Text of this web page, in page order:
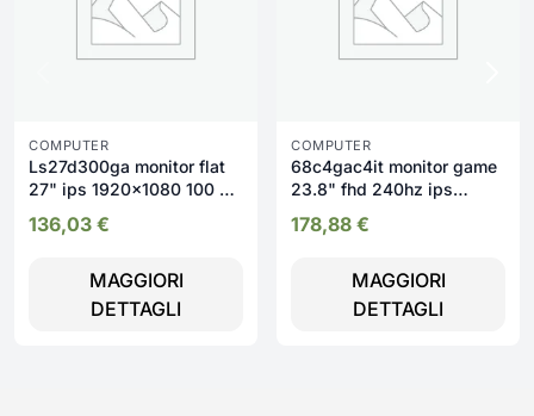
COMPUTER
Ls27d300ga monitor flat
27" ips 1920x1080 100 hz
136,03 €
MAGGIORI
DETTAGLI
COMPUTER
68c4gac4it monitor game
23.8" fhd 240hz ips
178,88 €
MAGGIORI
DETTAGLI